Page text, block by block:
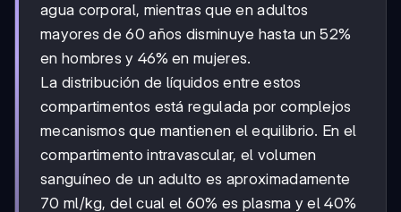
agua corporal, mientras que en adultos
mayores de 60 años disminuye hasta un 52%
en hombres y 46% en mujeres.
La distribución de líquidos entre estos
compartimentos está regulada por complejos
mecanismos que mantienen el equilibrio. En el
compartimento intravascular, el volumen
sanguíneo de un adulto es aproximadamente
70 ml/kg, del cual el 60% es plasma y el 40%